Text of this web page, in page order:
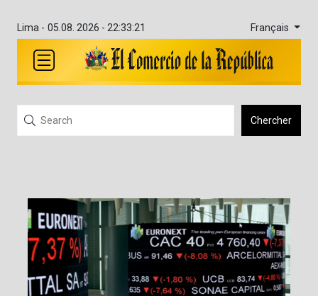
Lima - 05.08. 2026 - 22:33:21 Français
Chercher